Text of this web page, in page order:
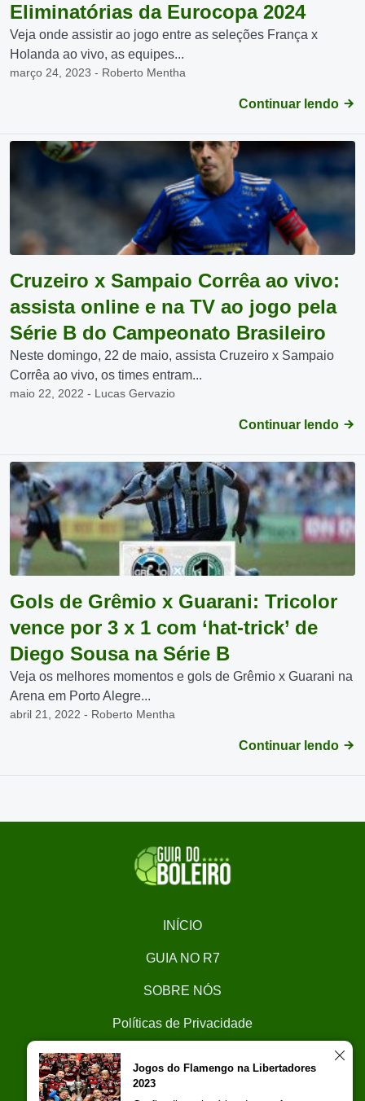
Eliminatórias da Eurocopa 2024
Veja onde assistir ao jogo entre as seleções França x
Holanda ao vivo, as equipes...
março 24, 2023 - Roberto Mentha
Continuar lendo
Cruzeiro x Sampaio Corrêa ao vivo:
assista online e na TV ao jogo pela
Série B do Campeonato Brasileiro
Neste domingo, 22 de maio, assista Cruzeiro x Sampaio
Corrêa ao vivo, os times entram...
maio 22, 2022 - Lucas Gervazio
Continuar lendo
Gols de Grêmio x Guarani: Tricolor
vence por 3 x 1 com ‘hat-trick’ de
Diego Sousa na Série B
Veja os melhores momentos e gols de Grêmio x Guarani na
Arena em Porto Alegre...
abril 21, 2022 - Roberto Mentha
Continuar lendo
INÍCIO
GUIA NO R7
SOBRE NÓS
Políticas de Privacidade
Trabalhe Conosco
Jogos do Flamengo na Libertadores
2023